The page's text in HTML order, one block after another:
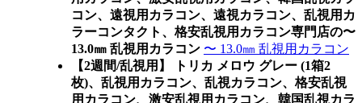
コン、遠視用カラコン、遠視カラコン、乱視用カ
ラーコンタクト、格安乱視用カラコン専門店の〜
13.0㎜ 乱視用カラコン 〜 13.0㎜ 乱視用カラコン
【2週間/乱視用】 トリカ メロウ グレー (1箱2
枚)、乱視用カラコン、乱視カラコン、格安乱視
用カラコン、激安乱視用カラコン、韓国乱視カラ